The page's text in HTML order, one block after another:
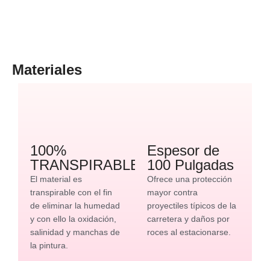
Materiales
100%
TRANSPIRABLE
El material es
transpirable con el fin
de eliminar la humedad
y con ello la oxidación,
salinidad y manchas de
la pintura.
Espesor de
100 Pulgadas
Ofrece una protección
mayor contra
proyectiles típicos de la
carretera y daños por
roces al estacionarse.